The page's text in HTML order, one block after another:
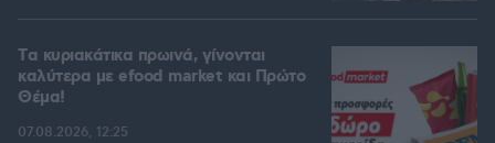
Tα κυριακάτικα πρωινά, γίνονται
καλύτερα με efood market και Πρώτο
Θέμα!
07.08.2026, 12:25